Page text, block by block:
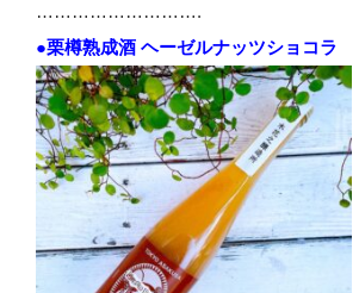
……………………….
●栗樽熟成酒 ヘーゼルナッツショコラ